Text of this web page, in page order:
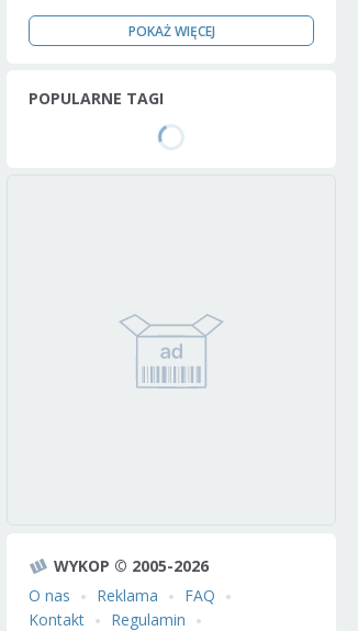
POKAŻ WIĘCEJ
POPULARNE TAGI
WYKOP © 2005-2026
O nas
Reklama
FAQ
Kontakt
Regulamin